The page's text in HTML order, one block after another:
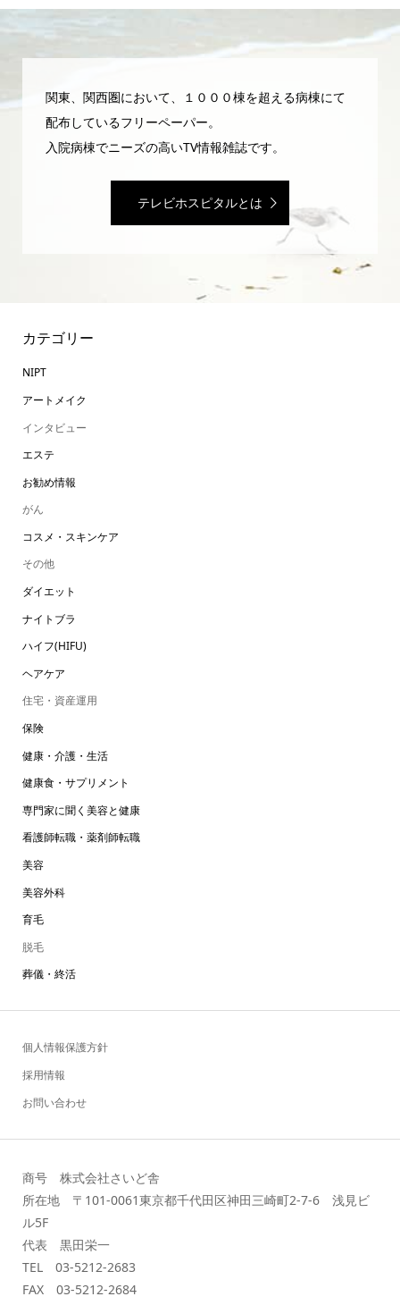
関東、関西圏において、１０００棟を超える病棟にて
配布しているフリーペーパー。
入院病棟でニーズの高いTV情報雑誌です。
テレビホスピタルとは
カテゴリー
NIPT
アートメイク
インタビュー
エステ
お勧め情報
がん
コスメ・スキンケア
その他
ダイエット
ナイトブラ
ハイフ(HIFU)
ヘアケア
住宅・資産運用
保険
健康・介護・生活
健康食・サプリメント
専門家に聞く美容と健康
看護師転職・薬剤師転職
美容
美容外科
育毛
脱毛
葬儀・終活
個人情報保護方針
採用情報
お問い合わせ
商号 株式会社さいど舎
所在地 〒101-0061東京都千代田区神田三崎町2-7-6 浅見ビ
ル5F
代表 黒田栄一
TEL 03-5212-2683
FAX 03-5212-2684